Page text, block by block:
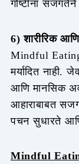
गोष्टींना
6) शारीरिक
Mindful
मर्यादित नाही.
आणि मानसिक
आहाराबाबत
पचन सुधारते
Mindful